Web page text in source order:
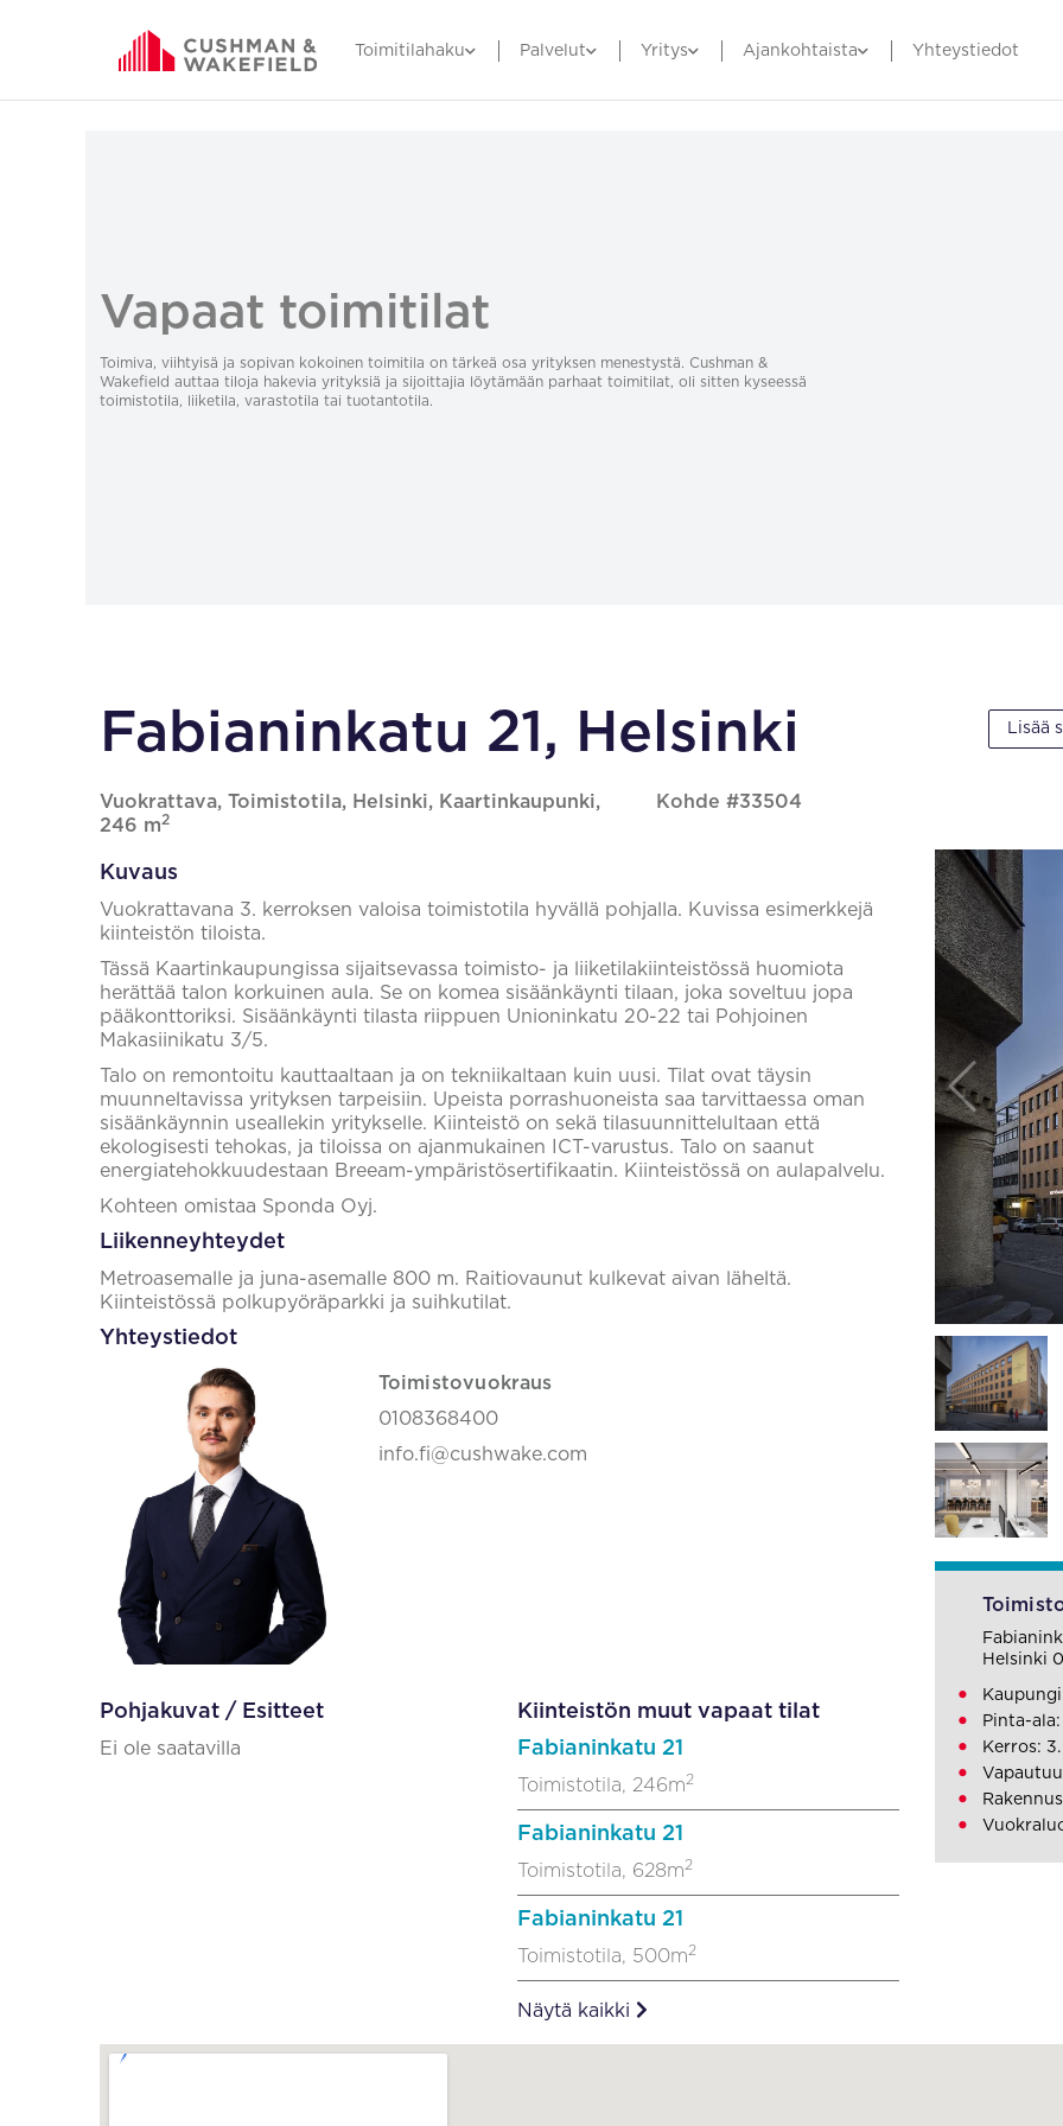
Toimitilahaku Palvelut Yritys Ajankohtaista Yhteystiedot
Vapaat toimitilat
Toimiva, viihtyisä ja sopivan kokoinen toimitila on tärkeä osa yrityksen menestystä. Cushman &
Wakefield auttaa tiloja hakevia yrityksiä ja sijoittajia löytämään parhaat toimitilat, oli sitten kyseessä
toimistotila, liiketila, varastotila tai tuotantotila.
Fabianinkatu 21, Helsinki
Vuokrattava, Toimistotila, Helsinki, Kaartinkaupunki,
246 m2
Kohde #33504
Lisää
Kuvaus
Vuokrattavana 3. kerroksen valoisa toimistotila hyvällä pohjalla. Kuvissa esimerkkejä
kiinteistön tiloista.
Tässä Kaartinkaupungissa sijaitsevassa toimisto- ja liiketilakiinteistössä huomiota
herättää talon korkuinen aula. Se on komea sisäänkäynti tilaan, joka soveltuu jopa
pääkonttoriksi. Sisäänkäynti tilasta riippuen Unioninkatu 20-22 tai Pohjoinen
Makasiinikatu 3/5.
Talo on remontoitu kauttaaltaan ja on tekniikaltaan kuin uusi. Tilat ovat täysin
muunneltavissa yrityksen tarpeisiin. Upeista porrashuoneista saa tarvittaessa oman
sisäänkäynnin useallekin yritykselle. Kiinteistö on sekä tilasuunnittelultaan että
ekologisesti tehokas, ja tiloissa on ajanmukainen ICT-varustus. Talo on saanut
energiatehokkuudestaan Breeam-ympäristösertifikaatin. Kiinteistössä on aulapalvelu.
Kohteen omistaa Sponda Oyj.
Liikenneyhteydet
Metroasemalle ja juna-asemalle 800 m. Raitiovaunut kulkevat aivan läheltä.
Kiinteistössä polkupyöräparkki ja suihkutilat.
Yhteystiedot
Toimistovuokraus
0108368400
info.fi@cushwake.com
Pohjakuvat / Esitteet
Ei ole saatavilla
Kiinteistön muut vapaat tilat
Fabianinkatu 21
Toimistotila, 246m2
Fabianinkatu 21
Toimistotila, 628m2
Fabianinkatu 21
Toimistotila, 500m2
Näytä kaikki
Helsinki
Pinta-
Kerros: